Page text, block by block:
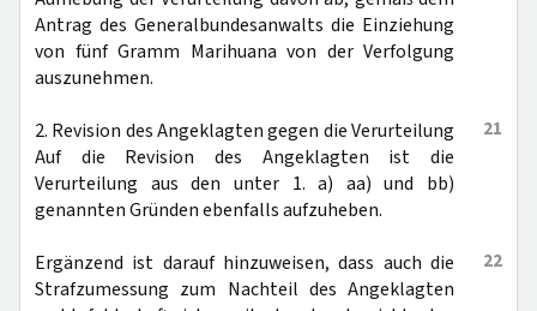
Antrag des Generalbundesanwalts die Einziehung
von fünf Gramm Marihuana von der Verfolgung
auszunehmen.
21
2. Revision des Angeklagten gegen die Verurteilung
Auf die Revision des Angeklagten ist die
Verurteilung aus den unter 1. a) aa) und bb)
genannten Gründen ebenfalls aufzuheben.
22
Ergänzend ist darauf hinzuweisen, dass auch die
Strafzumessung zum Nachteil des Angeklagten